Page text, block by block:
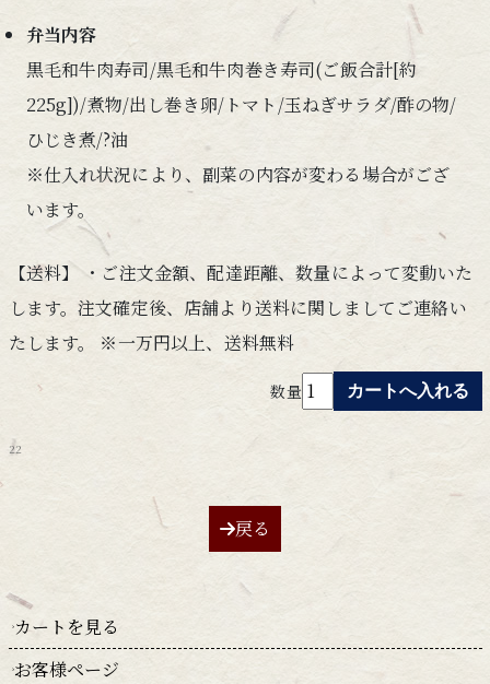
弁当内容
黒毛和牛肉寿司/黒毛和牛肉巻き寿司(ご飯合計[約
225g])/煮物/出し巻き卵/トマト/玉ねぎサラダ/酢の物/
ひじき煮/?油
※仕入れ状況により、副菜の内容が変わる場合がござ
います。
【送料】 ・ご注文金額、配達距離、数量によって変動いた
します。注文確定後、店舗より送料に関しましてご連絡い
たします。 ※一万円以上、送料無料
数量
22
戻る
カートを見る
お客様ページ